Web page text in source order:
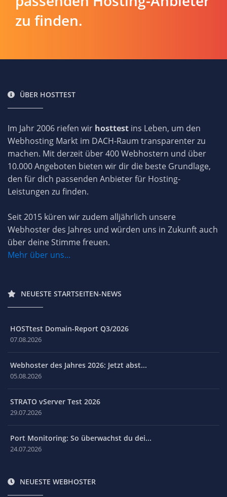
zu finden.
ÜBER HOSTTEST
Im Jahr 2006 riefen wir hosttest ins Leben, um den
Webhosting Markt im DACH-Raum transparenter zu
machen. Mit derzeit über 400 Webhostern und über
10.000 Angeboten bieten wir dir die beste Grundlage,
den für dich passenden Anbieter für Hosting-
Leistungen zu finden.
Seit 2015 küren wir zudem alljährlich unsere
Webhoster des Jahres und würden uns in Zukunft auch
über deine Stimme freuen.
Mehr über uns...
NEUESTE STARTSEITEN-NEWS
HOSTtest Domain-Report Q3/2026
07.08.2026
Webhoster des Jahres 2026: Jetzt abst...
05.08.2026
STRATO vServer Test 2026
29.07.2026
Port Monitoring: So überwachst du dei...
24.07.2026
NEUESTE WEBHOSTER